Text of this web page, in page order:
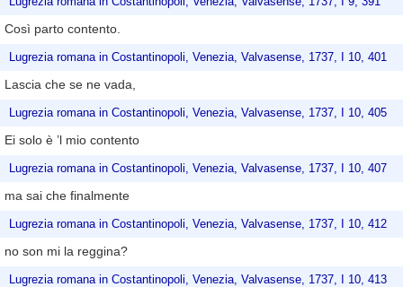
Così parto contento.
Lugrezia romana in Costantinopoli, Venezia, Valvasense, 1737, I 10, 401
Lascia che se ne vada,
Lugrezia romana in Costantinopoli, Venezia, Valvasense, 1737, I 10, 405
Ei solo è ’l mio contento
Lugrezia romana in Costantinopoli, Venezia, Valvasense, 1737, I 10, 407
ma sai che finalmente
Lugrezia romana in Costantinopoli, Venezia, Valvasense, 1737, I 10, 412
no son mi la reggina?
Lugrezia romana in Costantinopoli, Venezia, Valvasense, 1737, I 10, 413